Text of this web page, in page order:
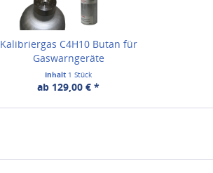
Kalibriergas C4H10 Butan für
Gaswarngeräte
Inhalt 1 Stück
ab 129,00 € *